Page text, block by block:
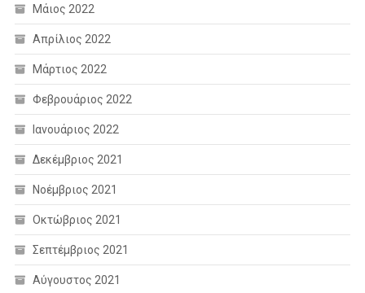
Μάιος 2022
Απρίλιος 2022
Μάρτιος 2022
Φεβρουάριος 2022
Ιανουάριος 2022
Δεκέμβριος 2021
Νοέμβριος 2021
Οκτώβριος 2021
Σεπτέμβριος 2021
Αύγουστος 2021